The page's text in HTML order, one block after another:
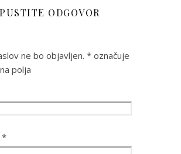
PUSTITE ODGOVOR
ne bo objavljen. * označuje
polja
*